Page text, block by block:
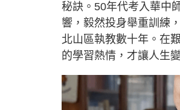
秘訣。50年代考入華中
響，毅然投身舉重訓練
北山區執教數十年。在
的學習熱情，才讓人生